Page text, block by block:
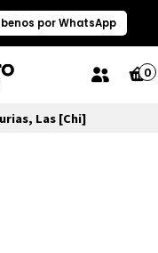
por WhatsApp
0
Las [Chi]